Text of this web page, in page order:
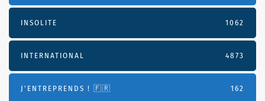
INSOLITE 1062
INTERNATIONAL 4873
J'ENTREPRENDS ! 🇫🇷 162